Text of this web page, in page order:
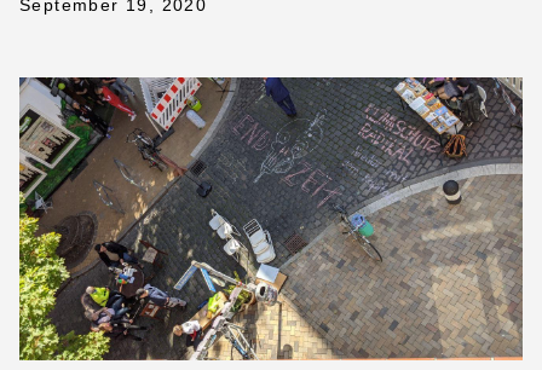
September 19, 2020